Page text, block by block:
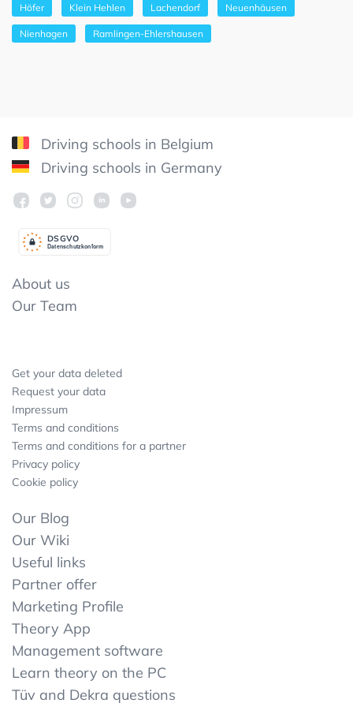
Höfer Klein Hehlen Lachendorf Neuenhäusen
Nienhagen Ramlingen-Ehlershausen
Driving schools in Belgium
Driving schools in Germany
Datenschutzkonform
DSGVO
About us
Our Team
Get your data deleted
Request your data
Impressum
Terms and conditions
Terms and conditions for a partner
Privacy policy
Cookie policy
Our Blog
Our Wiki
Useful links
Partner offer
Marketing Profile
Theory App
Management software
Learn theory on the PC
Tüv and Dekra questions